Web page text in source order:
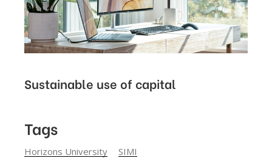
Sustainable use of capital
Tags
Horizons University
SIMI